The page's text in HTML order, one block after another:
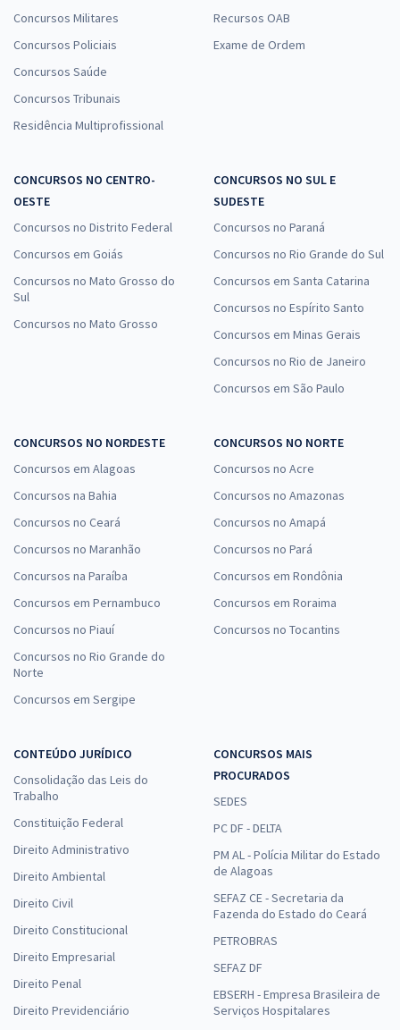
Concursos Militares
Concursos Policiais
Concursos Saúde
Concursos Tribunais
Residência Multiprofissional
Recursos OAB
Exame de Ordem
CONCURSOS NO CENTRO-
OESTE
Concursos no Distrito Federal
Concursos em Goiás
Concursos no Mato Grosso do
Sul
Concursos no Mato Grosso
CONCURSOS NO SUL E
SUDESTE
Concursos no Paraná
Concursos no Rio Grande do Sul
Concursos em Santa Catarina
Concursos no Espírito Santo
Concursos em Minas Gerais
Concursos no Rio de Janeiro
Concursos em São Paulo
CONCURSOS NO NORDESTE
Concursos em Alagoas
Concursos na Bahia
Concursos no Ceará
Concursos no Maranhão
Concursos na Paraíba
Concursos em Pernambuco
Concursos no Piauí
Concursos no Rio Grande do
Norte
Concursos em Sergipe
CONCURSOS NO NORTE
Concursos no Acre
Concursos no Amazonas
Concursos no Amapá
Concursos no Pará
Concursos em Rondônia
Concursos em Roraima
Concursos no Tocantins
CONTEÚDO JURÍDICO
Consolidação das Leis do
Trabalho
Constituição Federal
Direito Administrativo
Direito Ambiental
Direito Civil
Direito Constitucional
Direito Empresarial
Direito Penal
Direito Previdenciário
CONCURSOS MAIS
PROCURADOS
SEDES
PC DF - DELTA
PM AL - Polícia Militar do Estado
de Alagoas
SEFAZ CE - Secretaria da
Fazenda do Estado do Ceará
PETROBRAS
SEFAZ DF
EBSERH - Empresa Brasileira de
Serviços Hospitalares